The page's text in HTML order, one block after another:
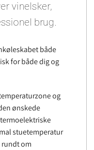
vinelsker,
brug.
både
for både dig og
og
ønskede
stuetemperatur
rundt om